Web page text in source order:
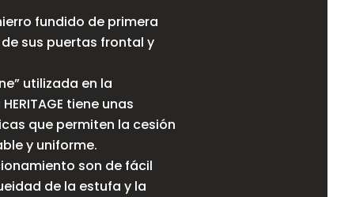
fundido de primera
sus puertas frontal y
utilizada en la
tiene unas
que permiten la cesión
y uniforme.
son de fácil
de la estufa y la